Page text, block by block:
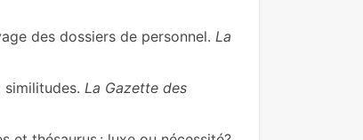
des dossiers de personnel. La
similitudes. La Gazette des